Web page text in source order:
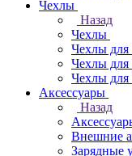
Чехлы
Назад
Чехлы
Чехлы для
Чехлы для
Чехлы для
Аксессуары
Назад
Внешние
Зарядные